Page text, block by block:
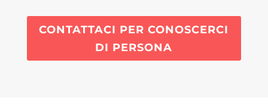
CONTATTACI PER CONOSCERCI
DI PERSONA